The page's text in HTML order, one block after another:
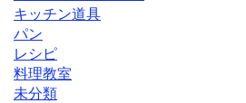
キッチン道具
パン
レシピ
料理教室
未分類